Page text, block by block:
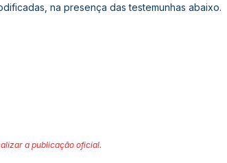
na presença das testemunhas abaixo.
a publicação oficial.